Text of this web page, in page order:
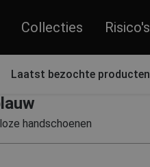
Collecties Risico's
handschoenen
Laatst bezochte producten